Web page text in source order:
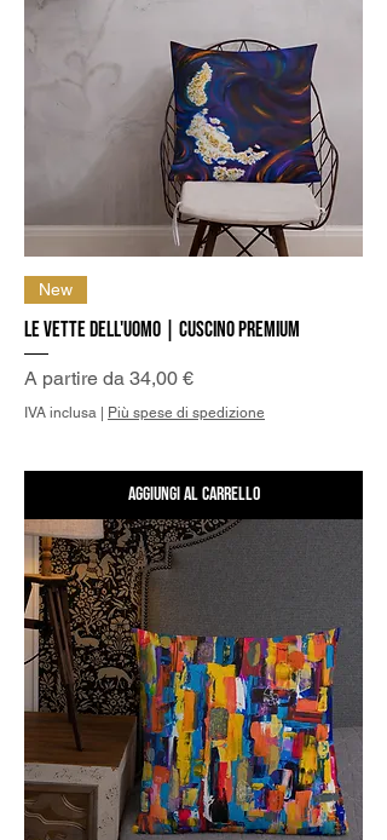
New
Le Vette dell'Uomo | Cuscino Premium
A partire da 34,00 €
Prezzo scontato
IVA inclusa | Più spese di spedizione
Aggiungi al carrello